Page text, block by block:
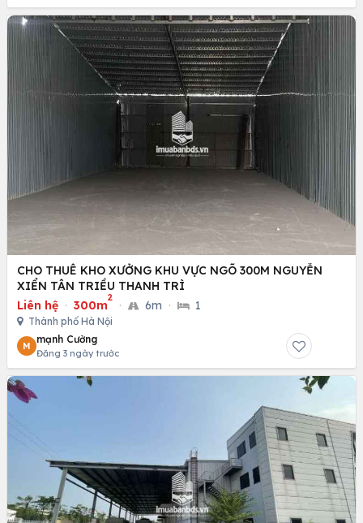
CHO THUÊ KHO XƯỞNG KHU VỰC NGÕ 300M NGUYỄN
XIỂN TÂN TRIỀU THANH TRÌ
Liên hệ · 300m
2
· 6m · 1
Thành phố Hà Nội
M
mạnh Cường
Đăng 3 ngày trước